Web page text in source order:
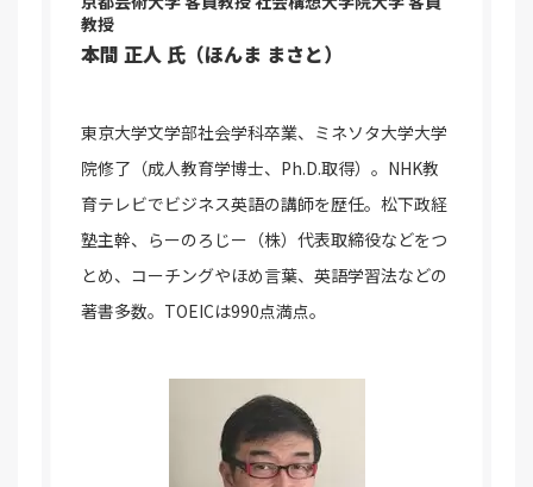
教授
本間 正人 氏（ほんま まさと）
東京大学文学部社会学科卒業、ミネソタ大学大学
院修了（成人教育学博士、Ph.D.取得）。NHK教
育テレビでビジネス英語の講師を歴任。松下政経
塾主幹、らーのろじー（株）代表取締役などをつ
とめ、コーチングやほめ言葉、英語学習法などの
著書多数。TOEICは990点満点。